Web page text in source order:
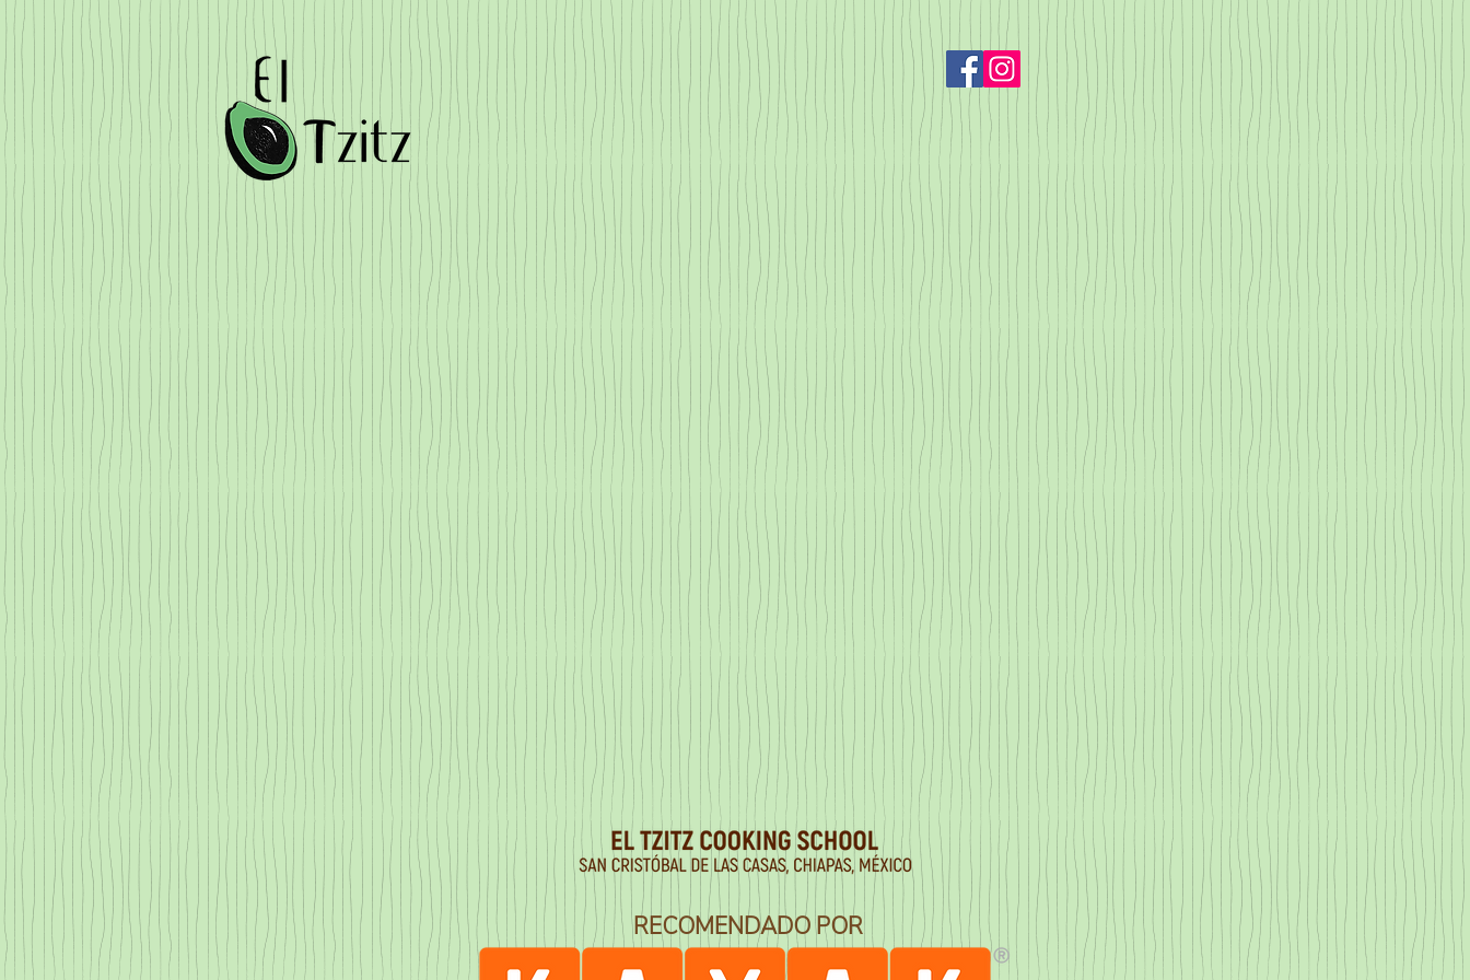
RECOMENDADO POR